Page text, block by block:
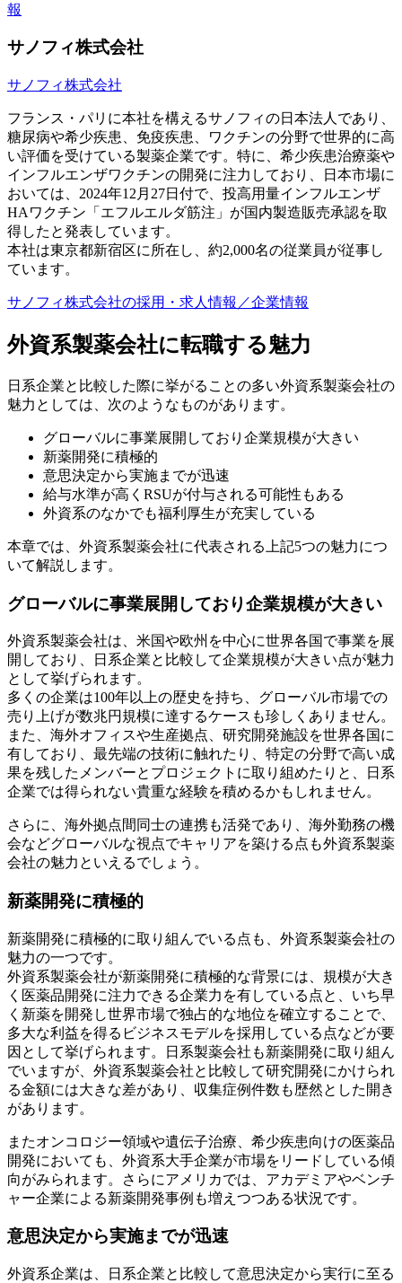
報
サノフィ株式会社
サノフィ株式会社
フランス・パリに本社を構えるサノフィの日本法人であり、
糖尿病や希少疾患、免疫疾患、ワクチンの分野で世界的に高
い評価を受けている製薬企業です。特に、希少疾患治療薬や
インフルエンザワクチンの開発に注力しており、日本市場に
おいては、2024年12月27日付で、投高用量インフルエンザ
HAワクチン「エフルエルダ筋注」が国内製造販売承認を取
得したと発表しています。
本社は東京都新宿区に所在し、約2,000名の従業員が従事し
ています。
サノフィ株式会社の採用・求人情報／企業情報
外資系製薬会社に転職する魅力
日系企業と比較した際に挙がることの多い外資系製薬会社の
魅力としては、次のようなものがあります。
グローバルに事業展開しており企業規模が大きい
新薬開発に積極的
意思決定から実施までが迅速
給与水準が高くRSUが付与される可能性もある
外資系のなかでも福利厚生が充実している
本章では、外資系製薬会社に代表される上記5つの魅力につ
いて解説します。
グローバルに事業展開しており企業規模が大きい
外資系製薬会社は、米国や欧州を中心に世界各国で事業を展
開しており、日系企業と比較して企業規模が大きい点が魅力
として挙げられます。
多くの企業は100年以上の歴史を持ち、グローバル市場での
売り上げが数兆円規模に達するケースも珍しくありません。
また、海外オフィスや生産拠点、研究開発施設を世界各国に
有しており、最先端の技術に触れたり、特定の分野で高い成
果を残したメンバーとプロジェクトに取り組めたりと、日系
企業では得られない貴重な経験を積めるかもしれません。
さらに、海外拠点間同士の連携も活発であり、海外勤務の機
会などグローバルな視点でキャリアを築ける点も外資系製薬
会社の魅力といえるでしょう。
新薬開発に積極的
新薬開発に積極的に取り組んでいる点も、外資系製薬会社の
魅力の一つです。
外資系製薬会社が新薬開発に積極的な背景には、規模が大き
く医薬品開発に注力できる企業力を有している点と、いち早
く新薬を開発し世界市場で独占的な地位を確立することで、
多大な利益を得るビジネスモデルを採用している点などが要
因として挙げられます。日系製薬会社も新薬開発に取り組ん
でいますが、外資系製薬会社と比較して研究開発にかけられ
る金額には大きな差があり、収集症例件数も歴然とした開き
があります。
またオンコロジー領域や遺伝子治療、希少疾患向けの医薬品
開発においても、外資系大手企業が市場をリードしている傾
向がみられます。さらにアメリカでは、アカデミアやベンチ
ャー企業による新薬開発事例も増えつつある状況です。
意思決定から実施までが迅速
外資系企業は、日系企業と比較して意思決定から実行に至る